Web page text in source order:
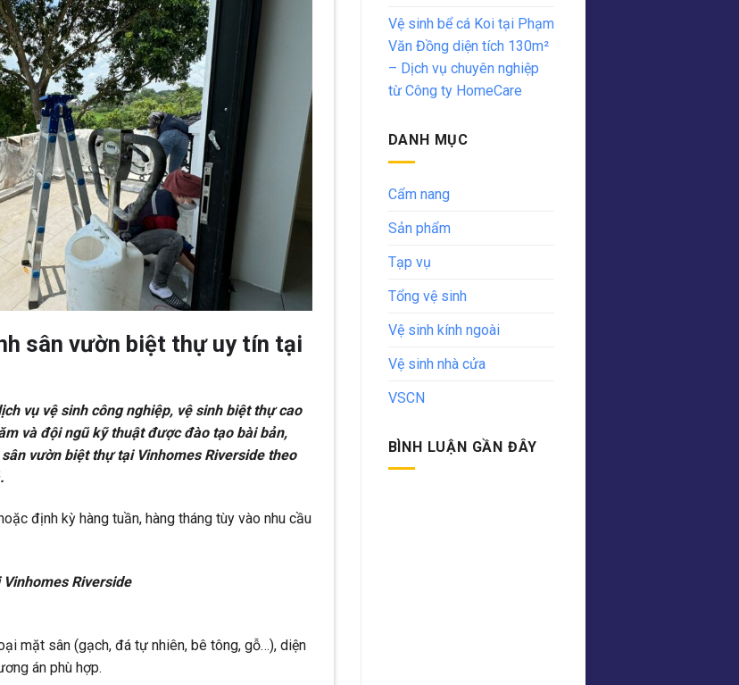
sân vườn biệt thự uy tín tại
vụ vệ sinh công nghiệp, vệ sinh biệt thự cao
và đội ngũ kỹ thuật được đào tạo bài bản,
vườn biệt thự tại Vinhomes Riverside theo
định kỳ hàng tuần, hàng tháng tùy vào nhu cầu
Riverside
mặt sân (gạch, đá tự nhiên, bê tông, gỗ…), diện
án phù hợp.
Vệ sinh bể cá Koi tại Phạm
Văn Đồng diện tích 130m²
– Dịch vụ chuyên nghiệp
từ Công ty HomeCare
DANH MỤC
Cẩm nang
Sản phẩm
Tạp vụ
Tổng vệ sinh
Vệ sinh kính ngoài
Vệ sinh nhà cửa
VSCN
BÌNH LUẬN GẦN ĐÂY